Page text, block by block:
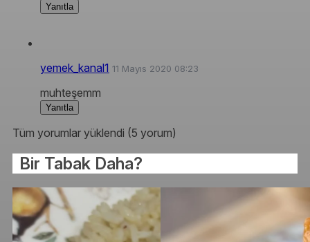
Yanıtla
yemek_kanal1 11 Mayıs 2020 08:23
muhteşemm
Yanıtla
Tüm yorumlar yüklendi (5 yorum)
Bir Tabak Daha?